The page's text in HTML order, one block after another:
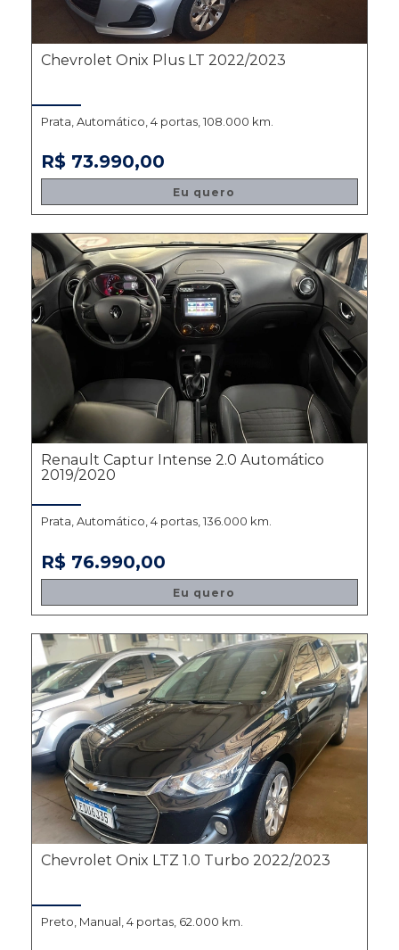
Chevrolet Onix Plus LT 2022/2023
Prata, Automático, 4 portas, 108.000 km.
R$ 73.990,00
Eu quero
Renault Captur Intense 2.0 Automático
2019/2020
Prata, Automático, 4 portas, 136.000 km.
R$ 76.990,00
Eu quero
Chevrolet Onix LTZ 1.0 Turbo 2022/2023
Preto, Manual, 4 portas, 62.000 km.